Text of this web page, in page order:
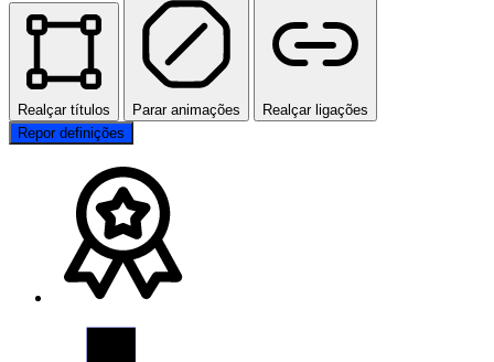
Realçar títulos Parar animações
Realçar ligações
Repor definições